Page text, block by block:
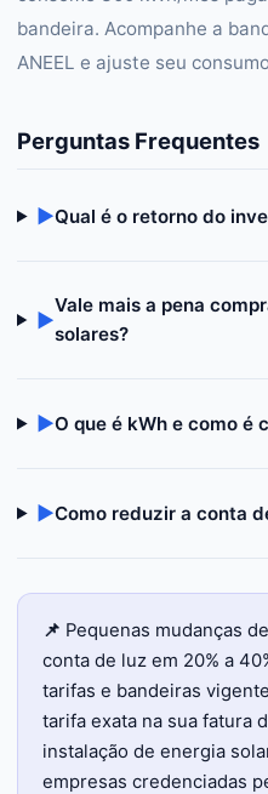
bandeira. Acompanhe a
ANEEL e ajuste seu
Perguntas Frequentes
▶Qual é o retorno do
▶
Vale mais a pena
solares?
▶O que é kWh e como é
▶Como reduzir a conta
📌 Pequenas mudanças
conta de luz em 20% a
tarifas e bandeiras
tarifa exata na sua fatura
instalação de energia
empresas credenciadas